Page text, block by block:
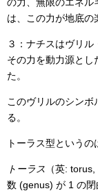
は、この力が地底の
３：ナチスはヴリル
その力を動力源と
た。
このヴリルのシンボ
る。
トーラス型というの
トーラス （英:
数 (genus) が 1 の閉